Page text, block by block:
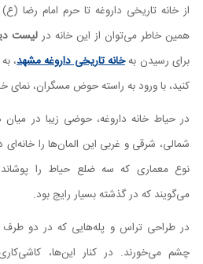
همین خاطر می‌توان از این خانه درلیست
برای رسیدن بهخانه تاریخی داروغه مشهد،
کنید، با ورود به راسته حوض مسگران، نمای
در حیاط خانه داروغه، حوضی زیبا در
شمالی، شرقی و غربی این المان‌ها را
نوع معماری که سه ضلع حیاط را
می‌گویند که در گذشته بسیار رایج بود.
در طراحی تراس و پله‌هایی که در دو طرف
چشم می‌خورند. در کنار این‌ها،